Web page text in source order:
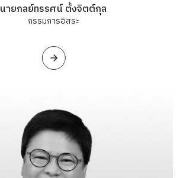
นายกลย์ทรรศน์ ตั้งจิตต์กุล
กรรมการอิสระ